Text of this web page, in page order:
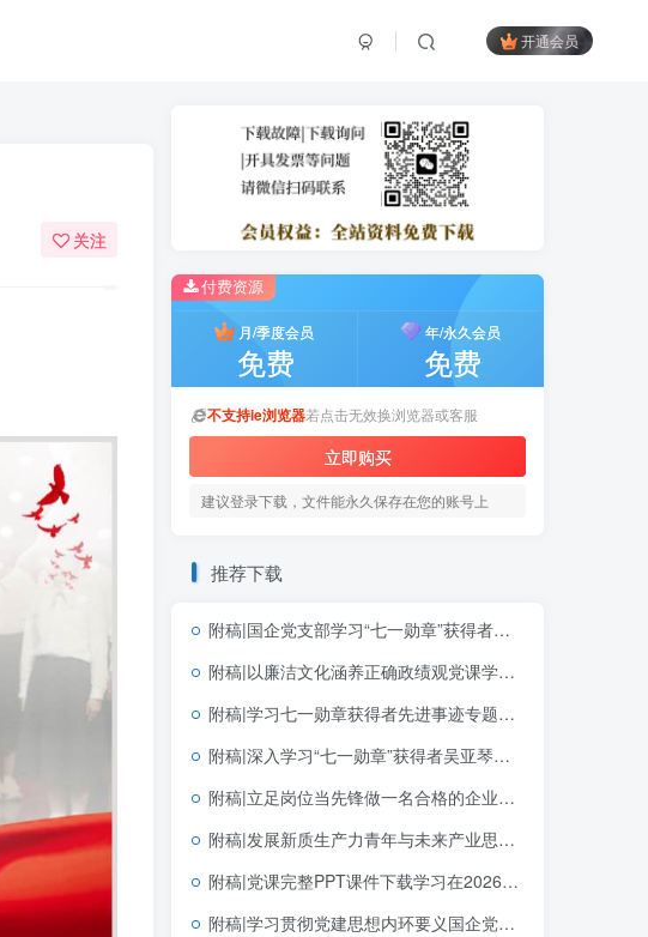
开通会员
关注
付费资源
月/季度会员
免费
年/永久会员
免费
不支持ie浏览器若点击无效换浏览器或客服
立即购买
建议登录下载，文件能永久保存在您的账号上
推荐下载
附稿|国企党支部学习“七一勋章”获得者钟掘先进事迹党课PPT课件下载
附稿|以廉洁文化涵养正确政绩观党课学习教育PPT模板可编辑下载
附稿|学习七一勋章获得者先进事迹专题党课PPT课件带讲稿党支部七一建党节微党课幻灯片模板
附稿|深入学习“七一勋章”获得者吴亚琴同志先进事迹新版党课专题PPT完整版下载
附稿|立足岗位当先锋做一名合格的企业党员基层党支部简短党课PPT下载
附稿|发展新质生产力青年与未来产业思政课公开课完整PPT带讲稿课件
附稿|党课完整PPT课件下载学习在2026年世界人工智能大会上的主旨讲话精神思政课课件
附稿|学习贯彻党建思想内环要义国企党支部党课PPT课件下载